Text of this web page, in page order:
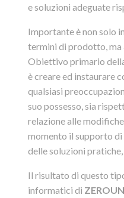
e soluzioni adeguate
Importante è non solo
termini di prodotto, ma
Obiettivo primario
è creare ed instaurare
qualsiasi
suo possesso, sia
relazione alle
momento il supporto
delle soluzioni
Il risultato di questo
informatici di